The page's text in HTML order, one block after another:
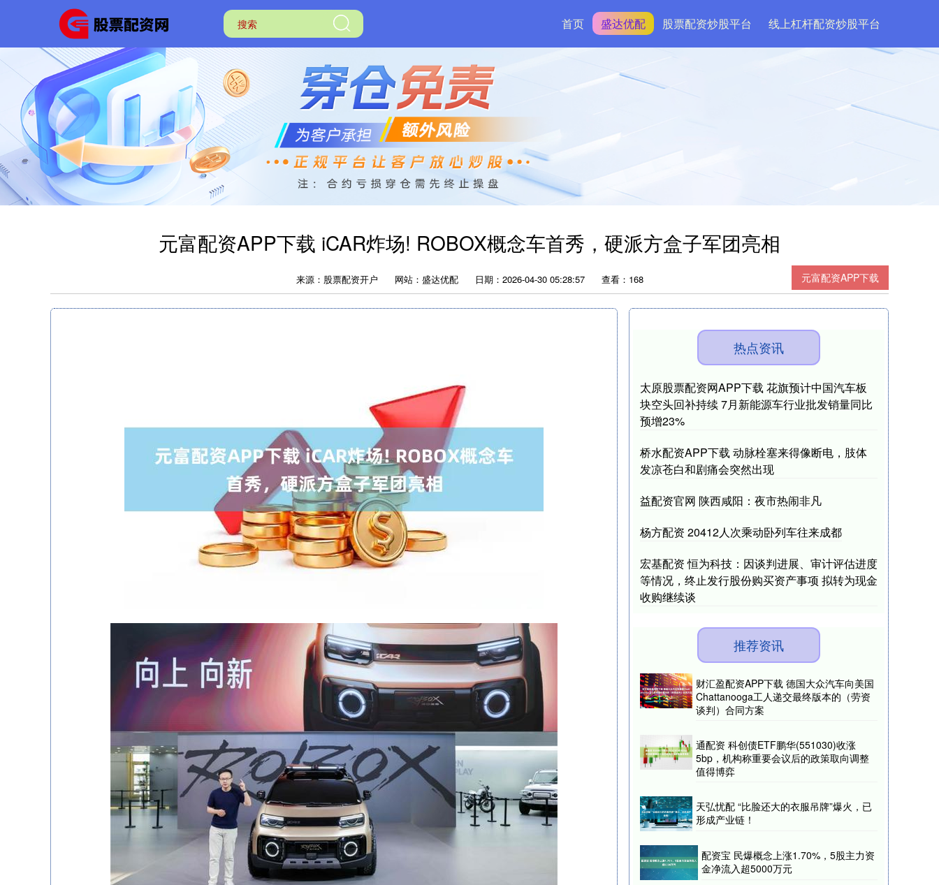
首页 盛达优配 股票配资炒股平台 线上杠杆配资炒股平台
元富配资APP下载 iCAR炸场! ROBOX概念车首秀，硬派方盒子军团亮相
元富配资APP下载
来源：股票配资开户 网站：盛达优配 日期：2026-04-30 05:28:57 查看：168
热点资讯
太原股票配资网APP下载 花旗预计中国汽车板
块空头回补持续 7月新能源车行业批发销量同比
预增23%
桥水配资APP下载 动脉栓塞来得像断电，肢体
发凉苍白和剧痛会突然出现
益配资官网 陕西咸阳：夜市热闹非凡
杨方配资 20412人次乘动卧列车往来成都
宏基配资 恒为科技：因谈判进展、审计评估进度
等情况，终止发行股份购买资产事项 拟转为现金
收购继续谈
推荐资讯
财汇盈配资APP下载 德国大众汽车向美国
Chattanooga工人递交最终版本的（劳资
谈判）合同方案
通配资 科创债ETF鹏华(551030)收涨
5bp，机构称重要会议后的政策取向调整
值得博弈
天弘忧配 “比脸还大的衣服吊牌”爆火，已
形成产业链！
配资宝 民爆概念上涨1.70%，5股主力资
金净流入超5000万元